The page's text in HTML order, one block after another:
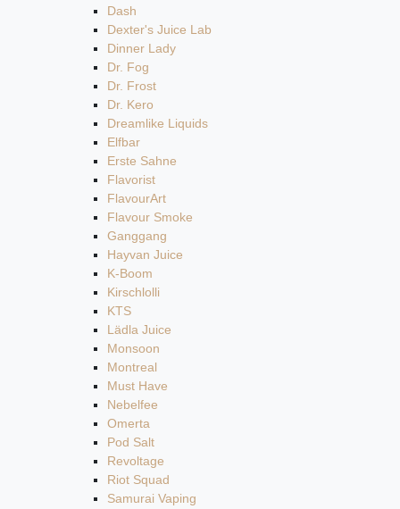
Dash
Dexter's Juice Lab
Dinner Lady
Dr. Fog
Dr. Frost
Dr. Kero
Dreamlike Liquids
Elfbar
Erste Sahne
Flavorist
FlavourArt
Flavour Smoke
Ganggang
Hayvan Juice
K-Boom
Kirschlolli
KTS
Lädla Juice
Monsoon
Montreal
Must Have
Nebelfee
Omerta
Pod Salt
Revoltage
Riot Squad
Samurai Vaping